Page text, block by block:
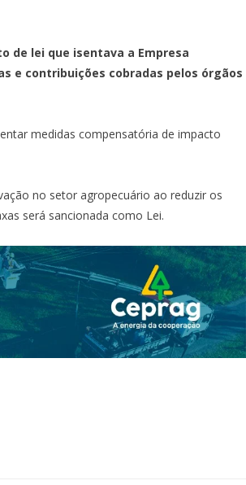
de lei que isentava a Empresa
e contribuições cobradas pelos órgãos
medidas compensatória de impacto
no setor agropecuário ao reduzir os
será sancionada como Lei.